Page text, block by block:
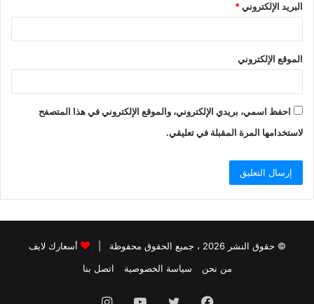
البريد الإلكتروني*
الموقع الإلكتروني
احفظ اسمي، بريدي الإلكتروني، والموقع الإلكتروني في هذا المتصفح
لاستخدامها المرة المقبلة في تعليقي.
© حقوق النشر 2026 ، جميع الحقوق محفوظة |
أسعارك لايف
من نحن
سياسة الخصوصية اتصل بنا